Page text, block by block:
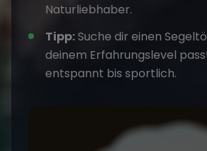
Naturliebhaber.
Tipp:Suche dir einen
deinem Erfahrungslevel
entspannt bis sportlich.